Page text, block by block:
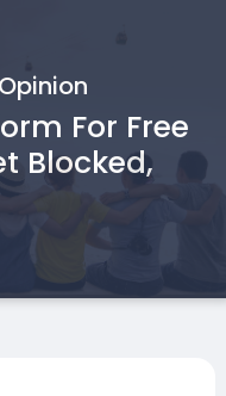
For Free
Blocked,